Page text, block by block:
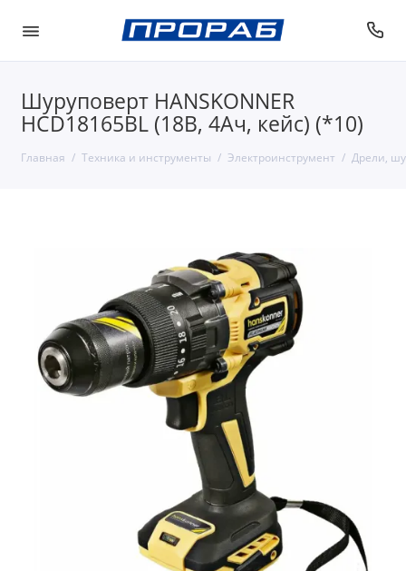
Шуруповерт HANSKONNER
HCD18165BL (18В, 4Ач, кейс) (*10)
Главная Техника и инструменты Электроинструмент Дрели,